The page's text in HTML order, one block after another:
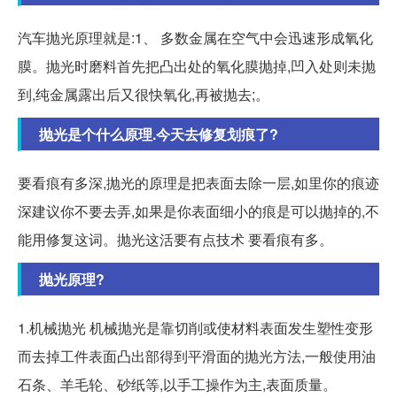
汽车抛光原理就是:1、 多数金属在空气中会迅速形成氧化
膜。抛光时磨料首先把凸出处的氧化膜抛掉,凹入处则未抛
到,纯金属露出后又很快氧化,再被抛去;。
抛光是个什么原理.今天去修复划痕了?
要看痕有多深,抛光的原理是把表面去除一层,如里你的痕迹
深建议你不要去弄,如果是你表面细小的痕是可以抛掉的,不
能用修复这词。抛光这活要有点技术 要看痕有多。
抛光原理?
1.机械抛光 机械抛光是靠切削或使材料表面发生塑性变形
而去掉工件表面凸出部得到平滑面的抛光方法,一般使用油
石条、羊毛轮、砂纸等,以手工操作为主,表面质量。